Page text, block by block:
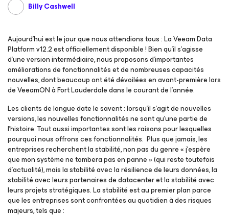
Billy Cashwell
Aujourd’hui est le jour que nous attendions tous : La Veeam Data
Platform v12.2 est officiellement disponible ! Bien qu’il s’agisse
d’une version intermédiaire, nous proposons d’importantes
améliorations de fonctionnalités et de nombreuses capacités
nouvelles, dont beaucoup ont été dévoilées en avant-première lors
de VeeamON à Fort Lauderdale dans le courant de l’année.
Les clients de longue date le savent : lorsqu’il s’agit de nouvelles
versions, les nouvelles fonctionnalités ne sont qu’une partie de
l’histoire. Tout aussi importantes sont les raisons pour lesquelles
pourquoinous offrons ces fonctionnalités. Plus que jamais, les
entreprises recherchent la stabilité, non pas du genre « j’espère
que mon système ne tombera pas en panne » (qui reste toutefois
d’actualité), mais la stabilité avec la résilience de leurs données, la
stabilité avec leurs partenaires de datacenter et la stabilité avec
leurs projets stratégiques. La stabilité est au premier plan parce
que les entreprises sont confrontées au quotidien à des risques
majeurs, tels que :